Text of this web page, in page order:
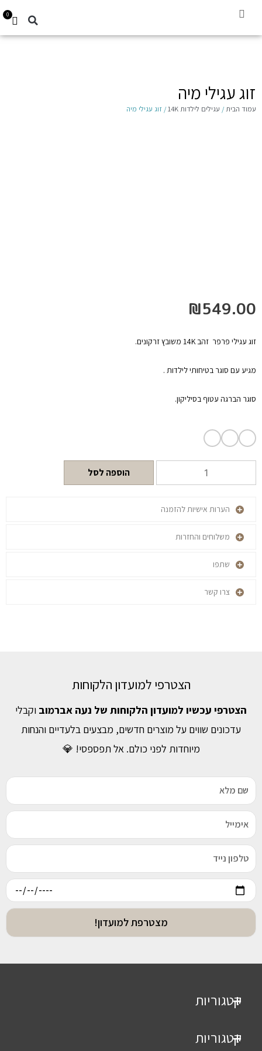
0
זוג עגילי מיה
עמוד הבית/ עגילים לילדות 14K / זוג עגילי מיה
₪549.00
זוג עגילי פרפר זהב 14K משובץ זרקונים.
מגיע עם סוגר בטיחותי לילדות .
סוגר הברגה עטוף בסיליקון.
הוספה לסל
הערות אישיות להזמנה
משלוחים והחזרות
שתפו
צרו קשר
הצטרפי למועדון הלקוחות
הצטרפי עכשיו למועדון הלקוחות של נעה אברמוב וקבלי
עדכונים שווים על מוצרים חדשים, מבצעים בלעדיים והנחות
מיוחדות לפני כולם. אל תפספסי! 💎
מצטרפת למועדון!
קטגוריות
+
טבעות זהב 14K
קטגוריות
+